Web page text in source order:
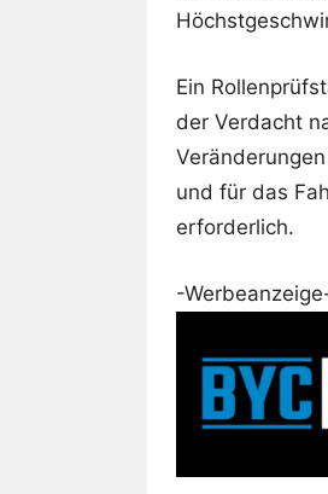
Ein
der Verdacht
und für das
erforderlich.
-